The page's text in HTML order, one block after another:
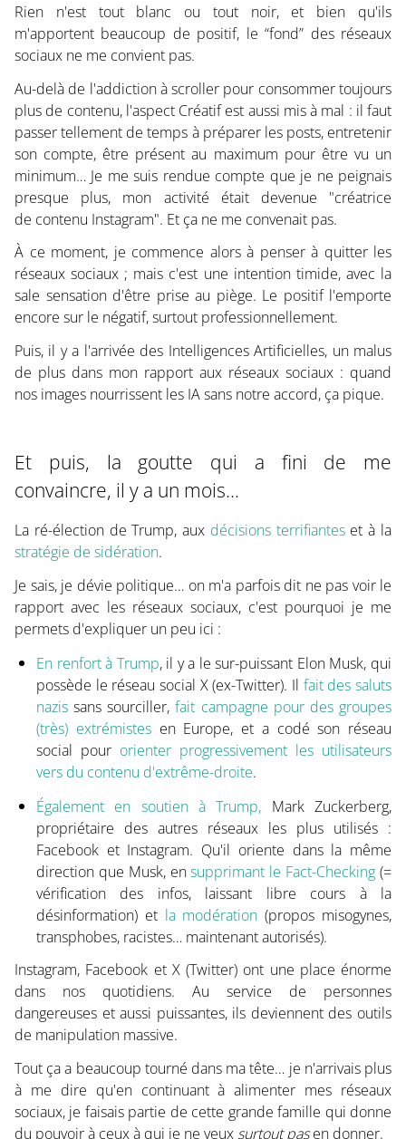
Rien n'est tout blanc ou tout noir, et bien qu'ils
m'apportent beaucoup de positif, le “fond” des réseaux
sociaux ne me convient pas.
Au-delà de l'addiction à scroller pour consommer toujours
plus de contenu, l'aspect Créatif est aussi mis à mal : il faut
passer tellement de temps à préparer les posts, entretenir
son compte, être présent au maximum pour être vu un
minimum… Je me suis rendue compte que je ne peignais
presque plus, mon activité était devenue "créatrice
de contenu Instagram". Et ça ne me convenait pas.
À ce moment, je commence alors à penser à quitter les
réseaux sociaux ; mais c'est une intention timide, avec la
sale sensation d'être prise au piège. Le positif l'emporte
encore sur le négatif, surtout professionnellement.
Puis, il y a l'arrivée des Intelligences Artificielles, un malus
de plus dans mon rapport aux réseaux sociaux : quand
nos images nourrissent les IA sans notre accord, ça pique.
Et puis, la goutte qui a fini de me
convaincre, il y a un mois...
La ré-élection de Trump, aux décisions terrifianteset à la
stratégie de sidération.
Je sais, je dévie politique… on m'a parfois dit ne pas voir le
rapport avec les réseaux sociaux, c'est pourquoi je me
permets d'expliquer un peu ici :
En renfort à Trump, il y a le sur-puissant Elon Musk, qui
possède le réseau social X (ex-Twitter). Il fait des saluts
nazis sans sourciller,fait campagne pour des groupes
(très) extrémistesen Europe, et a codé son réseau
social pour orienter progressivement les utilisateurs
vers du contenu d'extrême-droite.
Également en soutien à Trump, Mark Zuckerberg,
propriétaire des autres réseaux les plus utilisés :
Facebook et Instagram. Qu'il oriente dans la même
direction que Musk, ensupprimant le Fact-Checking (=
vérification des infos, laissant libre cours à la
désinformation) et la modération (propos misogynes,
transphobes, racistes… maintenant autorisés).
Instagram, Facebook et X (Twitter) ont une place énorme
dans nos quotidiens. Au service de personnes
dangereuses et aussi puissantes, ils deviennent des outils
de manipulation massive.
Tout ça a beaucoup tourné dans ma tête… je n'arrivais plus
à me dire qu'en continuant à alimenter mes réseaux
sociaux, je faisais partie de cette grande famille qui donne
du pouvoir à ceux à qui je ne veux surtout pasen donner.